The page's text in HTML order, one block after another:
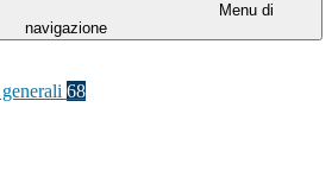
Menu di
navigazione
68